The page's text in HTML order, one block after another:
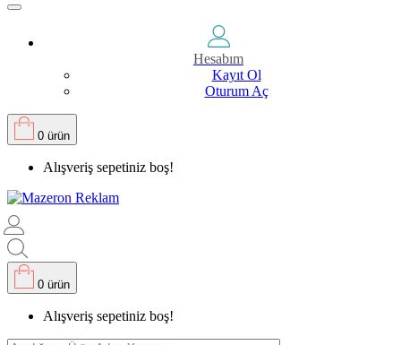
Hesabım
Kayıt Ol
Oturum Aç
0 ürün
Alışveriş sepetiniz boş!
0 ürün
Alışveriş sepetiniz boş!